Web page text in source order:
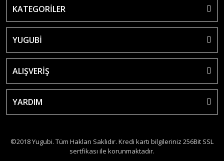
KATEGORİLER
YUGUBİ
ALIŞVERİŞ
YARDIM
©2018 Yugubi. Tüm Hakları Saklıdır. Kredi kartı bilgileriniz 256Bit SSL
sertfikası ile korunmaktadır.